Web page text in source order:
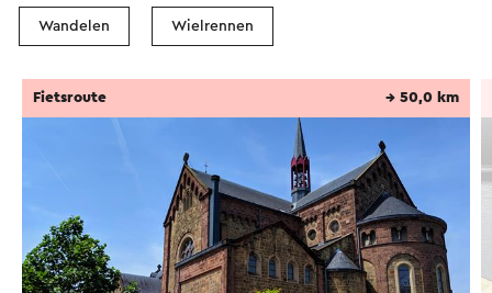
Wandelen Wielrennen
Fietsroute → 50,0 km